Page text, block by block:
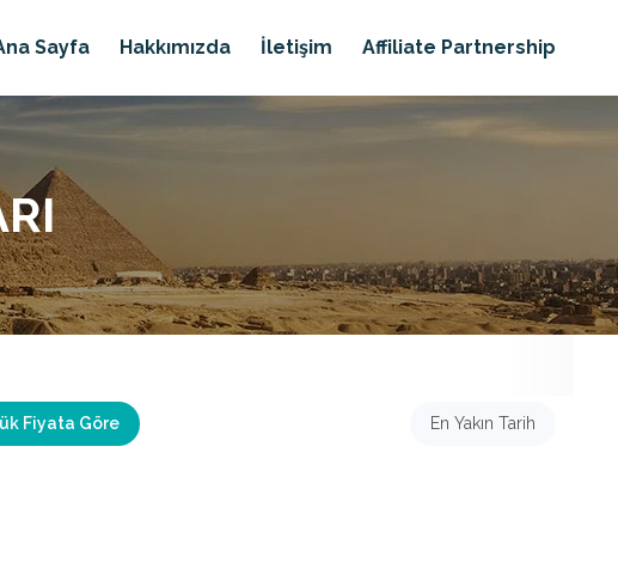
Sayfa Hakkımızda İletişim Affiliate Partnership
Fiyata Göre En Yakın Tarih